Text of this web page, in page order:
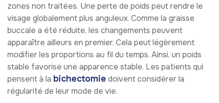
zones non traitées. Une perte de poids peut rendre le
visage globalement plus anguleux. Comme la graisse
buccale a été réduite, les changements peuvent
apparaître ailleurs en premier. Cela peut légèrement
modifier les proportions au fil du temps. Ainsi, un poids
stable favorise une apparence stable. Les patients qui
pensent à la bichectomie doivent considérer la
régularité de leur mode de vie.